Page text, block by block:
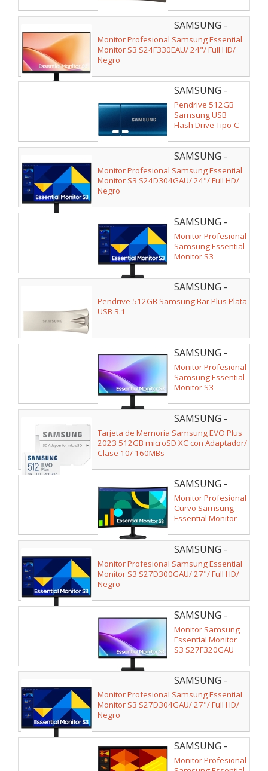
SAMSUNG -
LS24F330EAUXEN
Monitor Profesional Samsung Essential
Monitor S3 S24F330EAU/ 24"/ Full HD/
Negro
SAMSUNG -
MUF-
512DA/APC
Pendrive 512GB
Samsung USB
Flash Drive Tipo-C
SAMSUNG -
LS24D304GAUXEN
Monitor Profesional Samsung Essential
Monitor S3 S24D304GAU/ 24"/ Full HD/
Negro
SAMSUNG -
LS24D300GAUXEN
Monitor Profesional
Samsung Essential
Monitor S3
Full HD/ Negro
SAMSUNG -
MUF-
Pendrive 512GB Samsung Bar Plus Plata
USB 3.1
SAMSUNG -
LS24F320GAUXEN
Monitor Profesional
Samsung Essential
Monitor S3
Full HD/ Negro
SAMSUNG -
MB-
MC512SA/EU
Tarjeta de Memoria Samsung EVO Plus
2023 512GB microSD XC con Adaptador/
Clase 10/ 160MBs
SAMSUNG -
LS24D364GAUXEN
Monitor Profesional
Curvo Samsung
Essential Monitor
S24D364GAU/ 24"/
Full HD/ Negro
SAMSUNG -
LS27D300GAUXEN
Monitor Profesional Samsung Essential
Monitor S3 S27D300GAU/ 27"/ Full HD/
Negro
SAMSUNG -
LS27F320GAUXEN
Monitor Samsung
Essential Monitor
S3 S27F320GAU
SAMSUNG -
LS27D304GAUXEN
Monitor Profesional Samsung Essential
Monitor S3 S27D304GAU/ 27"/ Full HD/
Negro
SAMSUNG -
LS24D400GAUXEN
Monitor Profesional